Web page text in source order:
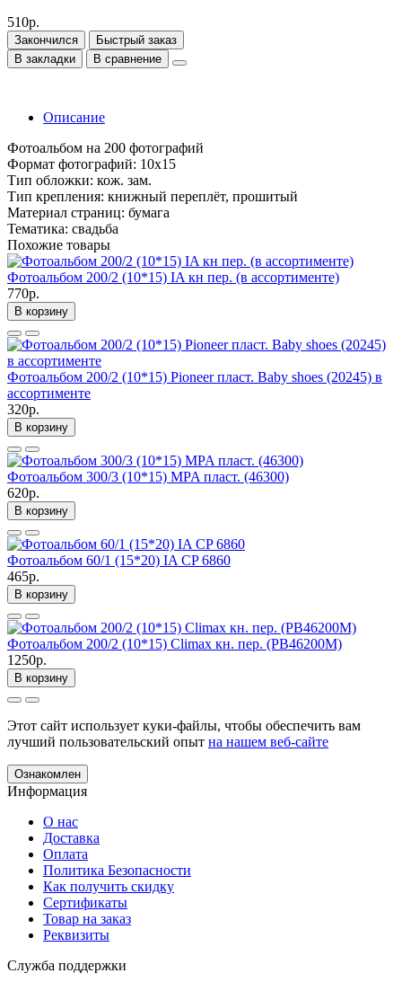
510р.
Закончился
Быстрый заказ
В закладки
В сравнение
Описание
Фотоальбом на 200 фотографий
Формат фотографий: 10х15
Тип обложки: кож. зам.
Тип крепления: книжный переплёт, прошитый
Материал страниц: бумага
Тематика: свадьба
Похожие товары
Фотоальбом 200/2 (10*15) IA кн пер. (в ассортименте)
770р.
В корзину
Фотоальбом 200/2 (10*15) Pioneer пласт. Baby shoes (20245) в
ассортименте
320р.
В корзину
Фотоальбом 300/3 (10*15) MPA пласт. (46300)
620р.
В корзину
Фотоальбом 60/1 (15*20) IA CP 6860
465р.
В корзину
Фотоальбом 200/2 (10*15) Climax кн. пер. (PB46200М)
1250р.
В корзину
Этот сайт использует куки-файлы, чтобы обеспечить вам
лучший пользовательский опыт на нашем веб-сайте
Ознакомлен
Информация
О нас
Доставка
Оплата
Политика Безопасности
Как получить скидку
Сертификаты
Товар на заказ
Реквизиты
Служба поддержки